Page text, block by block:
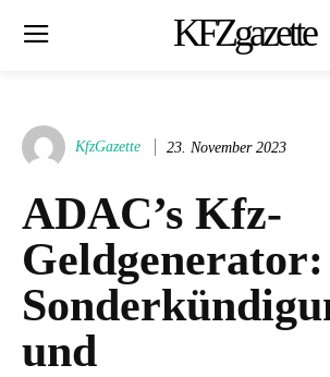
KFZgazette
KfzGazette 23. November 2023
ADAC’s Kfz-
Geldgenerator:
und